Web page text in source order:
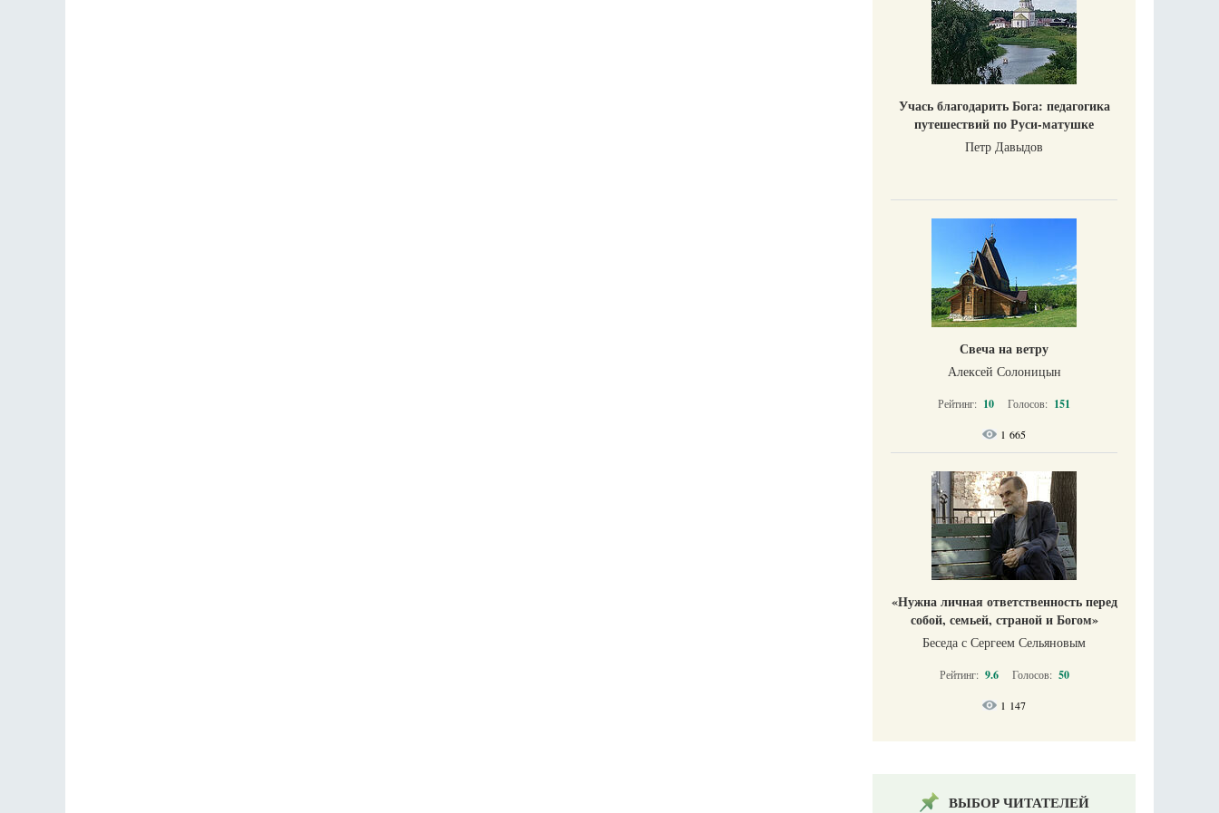
Учась благодарить Бога: педагогика
путешествий по Руси-матушке
Петр Давыдов
Свеча на ветру
Алексей Солоницын
Рейтинг: 10 Голосов: 151
1 665
«Нужна личная ответственность перед
собой, семьей, страной и Богом»
Беседа с Сергеем Сельяновым
Рейтинг: 9.6 Голосов: 50
1 147
ВЫБОР ЧИТАТЕЛЕЙ